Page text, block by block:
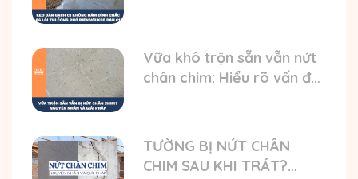
Vữa khô trộn sẵn vẫn nứt
chân chim: Hiểu rõ vấn đề
TƯỜNG BỊ NỨT CHÂN
CHIM SAU KHI TRÁT?